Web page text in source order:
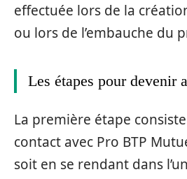
effectuée lors de la
ou lors de l’embauche du
Les étapes pour devenir
La première étape
contact avec Pro BTP
soit en se rendant dans